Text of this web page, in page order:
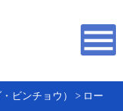
ビンチョウ） > ロー